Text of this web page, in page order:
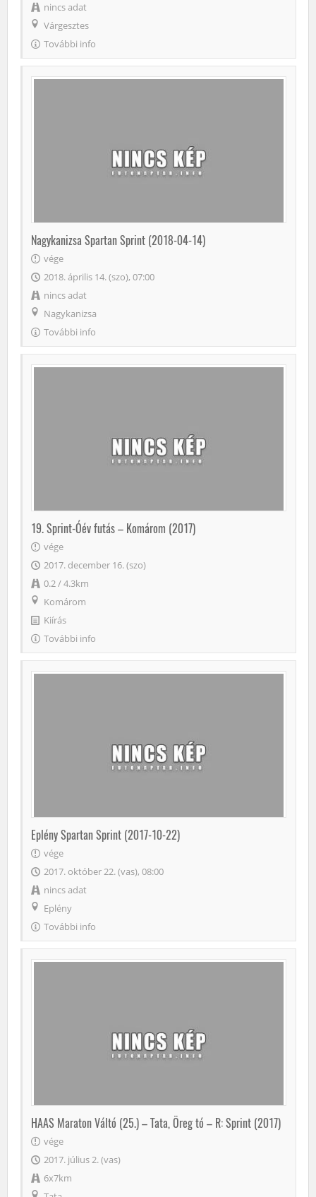
nincs adat
Várgesztes
További info
Nagykanizsa Spartan Sprint (2018-04-14)
vége
2018. április 14. (szo), 07:00
nincs adat
Nagykanizsa
További info
19. Sprint-Óév futás – Komárom (2017)
vége
2017. december 16. (szo)
0.2 / 4.3km
Komárom
Kiírás
További info
Eplény Spartan Sprint (2017-10-22)
vége
2017. október 22. (vas), 08:00
nincs adat
Eplény
További info
HAAS Maraton Váltó (25.) – Tata, Öreg tó – R: Sprint (2017)
vége
2017. július 2. (vas)
6x7km